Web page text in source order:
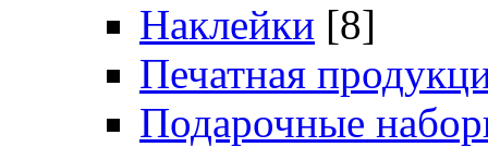
Наклейки [8]
Печатная
Подарочные